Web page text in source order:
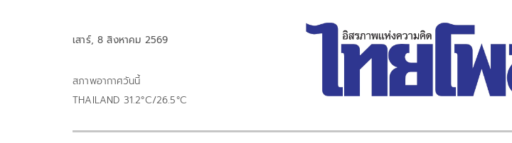
เสาร์, 8 สิงหาคม 2569
สภาพอากาศวันนี้
THAILAND 31.2°C/26.5°C